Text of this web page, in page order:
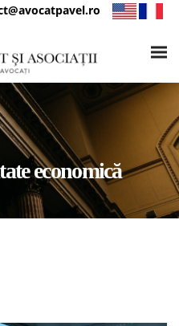
economică